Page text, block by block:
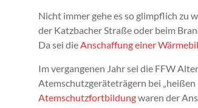
Nicht immer gehe es so glimpflich zu
der Katzbacher Straße oder beim
Da sei die Anschaffung einer
Im vergangenen Jahr sei die FFW
Atemschutzgeräteträgern bei
Atemschutzfortbildungwaren der